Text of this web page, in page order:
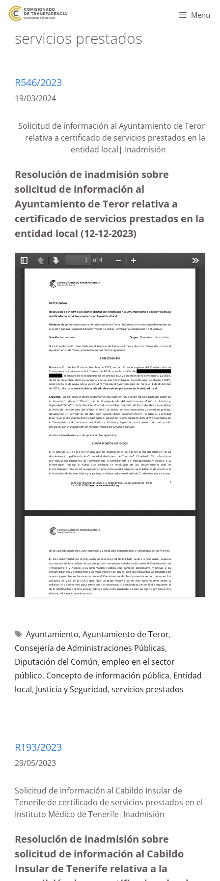
Menu
servicios prestados
R546/2023
19/03/2024
Solicitud de información al Ayuntamiento de Teror
relativa a certificado de servicios prestados en la
entidad local| Inadmisión
Resolución de inadmisión sobre
solicitud de información al
Ayuntamiento de Teror relativa a
certificado de servicios prestados en la
entidad local (12-12-2023)
Ayuntamiento, Ayuntamiento de Teror,
Consejería de Administraciones Públicas,
Diputación del Común, empleo en el sector
público. Concepto de información pública, Entidad
local, Justicia y Seguridad, servicios prestados
R193/2023
29/05/2023
Solicitud de información al Cabildo Insular de
Tenerife de certificado de servicios prestados en el
Instituto Médico de Tenerife|Inadmisión
Resolución de inadmisión sobre
solicitud de información al Cabildo
Insular de Tenerife relativa a la